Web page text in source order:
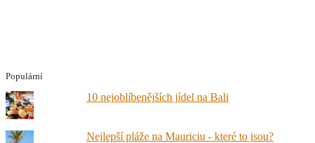
Populární
10 nejoblíbenějších jídel na Bali
Nejlepší pláže na Mauriciu - které to jsou?